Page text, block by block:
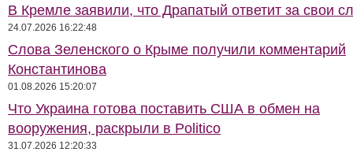
В Кремле заявили, что Драпатый ответит за свои
24.07.2026 16:22:48
Слова Зеленского о Крыме получили комментарий
Константинова
01.08.2026 15:20:07
Что Украина готова поставить США в обмен на
вооружения, раскрыли в Politico
31.07.2026 12:20:33